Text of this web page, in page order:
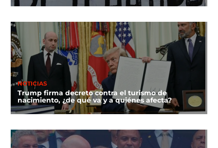
NOTICIAS
Trump firma decreto contra el turismo de
nacimiento, ¿de qué va y a quiénes afecta?